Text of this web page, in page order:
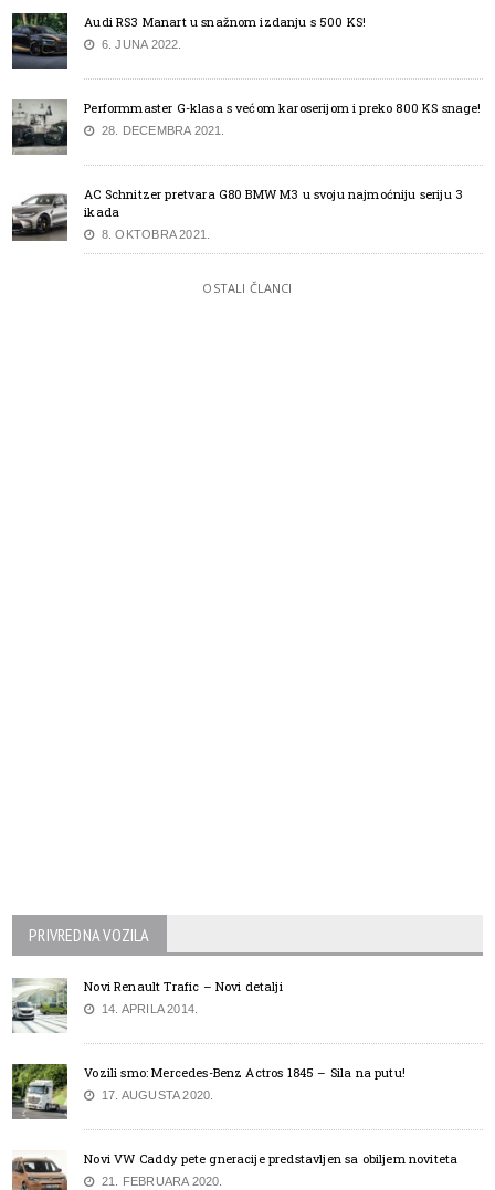
Audi RS3 Manart u snažnom izdanju s 500 KS!
6. JUNA 2022.
Performmaster G-klasa s većom karoserijom i preko 800 KS snage!
28. DECEMBRA 2021.
AC Schnitzer pretvara G80 BMW M3 u svoju najmoćniju seriju 3
ikada
8. OKTOBRA 2021.
OSTALI ČLANCI
PRIVREDNA VOZILA
Novi Renault Trafic – Novi detalji
14. APRILA 2014.
Vozili smo: Mercedes-Benz Actros 1845 – Sila na putu!
17. AUGUSTA 2020.
Novi VW Caddy pete gneracije predstavljen sa obiljem noviteta
21. FEBRUARA 2020.